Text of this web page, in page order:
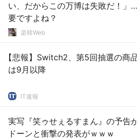
い、だからこの万博は失敗だ！
要ですよね？
楽韓Web
【悲報】Switch2、第5回抽選の商
は9月以降
IT速報
実写『笑ゥせぇるすまん』の予告
ドーンと衝撃の発表がｗｗｗ